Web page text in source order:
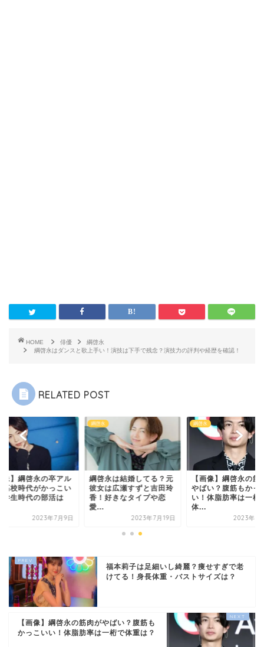
HOME 俳優
綱啓永
綱啓永はダンスと歌上手い！演技は下手で残念？演技力の評判や経歴を確認！
RELATED POST
像】綱啓永の卒アル
高校時代がかっこい
学生時代の部活は
2023年7月9日
綱啓永
綱啓永は結婚してる？元
彼女は広瀬すずと吉田玲
香！好きなタイプや恋
愛...
2023年7月19日
綱啓永
【画像】綱啓永の筋
やばい？腹筋もかっ
い！体脂肪率は一桁
体...
2023年7
福本莉子は足細いし綺麗？痩せすぎで老
けてる！身長体重・バストサイズは？
【画像】綱啓永の筋肉がやばい？腹筋も
かっこいい！体脂肪率は一桁で体重は？